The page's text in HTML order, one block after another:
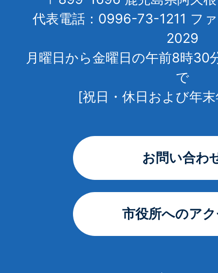
代表電話：0996-73-1211 フ
2029
月曜日から金曜日の午前8時30
で
[祝日・休日および年
お問い合わ
市役所へのア